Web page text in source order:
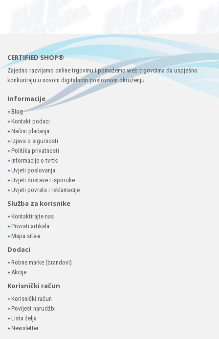
CERTIFIED SHOP®
Zajedno razvijamo online trgovinu i pomažemo web trgovcima da uspješno
konkuriraju u novom digitalnom poslovnom okruženju.
Informacije
»Blog
» Kontakt podaci
» Načini plaćanja
» Izjava o sigurnosti
» Politika privatnosti
» Informacije o tvrtki
» Uvjeti poslovanja
» Uvjeti dostave i isporuke
» Uvjeti povrata i reklamacije
Služba za korisnike
» Kontaktirajte nas
» Povrati artikala
» Mapa site-a
Dodaci
» Robne marke (brandovi)
» Akcije
Korisnički račun
» Korisnički račun
» Povijest narudžbi
» Lista želja
» Newsletter